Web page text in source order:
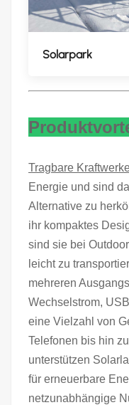
Solarpark
Tragbare
Energie und sind
Alternative zu
ihr kompaktes
sind sie bei
leicht zu
mehreren
Wechselstrom,
eine Vielzahl von
Telefonen bis hin
unterstützen
für erneuerbare
netzunabhängige